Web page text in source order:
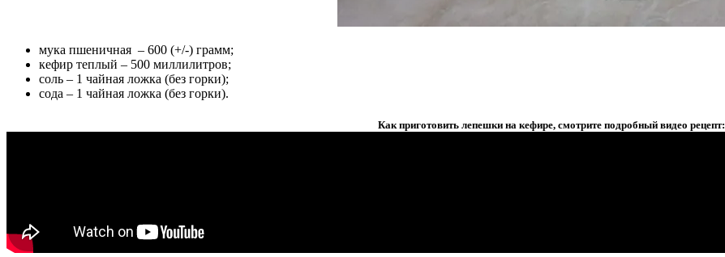
мука пшеничная – 600 (+/-) грамм;
кефир теплый – 500 миллилитров;
соль – 1 чайная ложка (без горки);
сода – 1 чайная ложка (без горки).
Как приготовить лепешки на кефире, смотрите подробный видео рецепт: